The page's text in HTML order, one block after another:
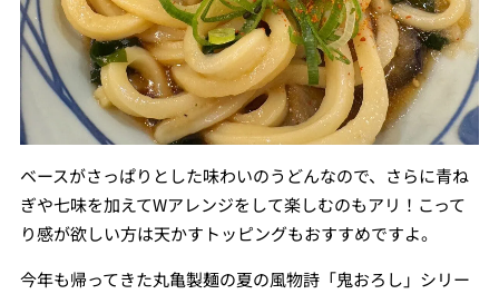
ベースがさっぱりとした味わいのうどんなので、さらに青ね
ぎや七味を加えてWアレンジをして楽しむのもアリ！こって
り感が欲しい方は天かすトッピングもおすすめですよ。
今年も帰ってきた丸亀製麺の夏の風物詩「鬼おろし」シリー